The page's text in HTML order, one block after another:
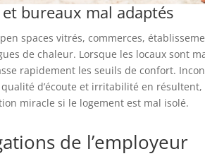
bureaux mal adaptés
spaces vitrés, commerces,
de chaleur. Lorsque les locaux sont
rapidement les seuils de confort.
d’écoute et irritabilité en résultent,
miracle si le logement est mal isolé.
de l’employeur